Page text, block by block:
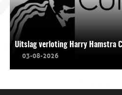
Uitslag verloting Harry Hamstra
03-08-2026